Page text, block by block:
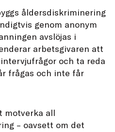
åldersdiskriminering
genom anonym
avslöjas i
arbetsgivaren att
och ta reda
frågas och inte får
motverka all
– oavsett om det